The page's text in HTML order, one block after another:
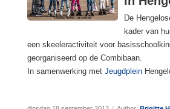
De
kader van
een skeeleractiviteit voor
georganiseerd op de Combibaan.
In samenwerking met Jeugdplein